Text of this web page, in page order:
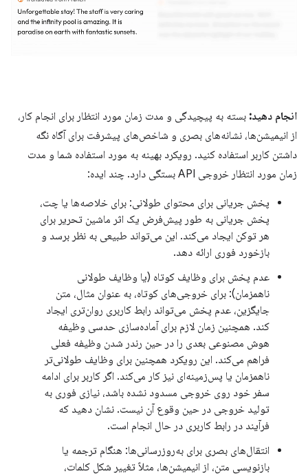
انجام دهید: بسته به پیچیدگی و مدت زمان مورد انتظار برای انجام کار،
از انیمیشن‌ها، نشانه‌های بصری و شاخص‌های پیشرفت برای آگاه نگه
داشتن کاربر استفاده کنید. رویکرد بهینه به مورد استفاده شما و مدت
زمان مورد انتظار خروجی API بستگی دارد. چند ایده:
پخش جریانی برای محتوای طولانی: برای خلاصه‌ها یا چت،
پخش جریانی به طور پیش‌فرض یک اثر ماشین تحریر برای
هر توکن ایجاد می‌کند. این می‌تواند طبیعی به نظر برسد و
بازخورد فوری ارائه دهد.
عدم پخش برای وظایف کوتاه (یا وظایف طولانی
ناهمزمان): برای خروجی‌های کوتاه، به عنوان مثال، متن
جایگزین، عدم پخش می‌تواند رابط کاربری روان‌تری ایجاد
کند. همچنین زمان لازم برای آماده‌سازی حدسی وظیفه
هوش مصنوعی بعدی را در حین رندر شدن وظیفه فعلی
فراهم می‌کند. این رویکرد همچنین برای وظایف طولانی‌تر
ناهمزمان یا پس‌زمینه‌ای نیز کار می‌کند. اگر کاربر برای ادامه
سفر خود روی خروجی مسدود نشده باشد، نیازی فوری به
تولید خروجی در حین وقوع آن نیست. نشان دهید که
فرآیند در رابط کاربری در حال انجام است.
انتقال‌های بصری برای به‌روزرسانی‌ها: هنگام ترجمه یا
بازنویسی متن، از انیمیشن‌ها، مثلاً تغییر شکل کلمات،